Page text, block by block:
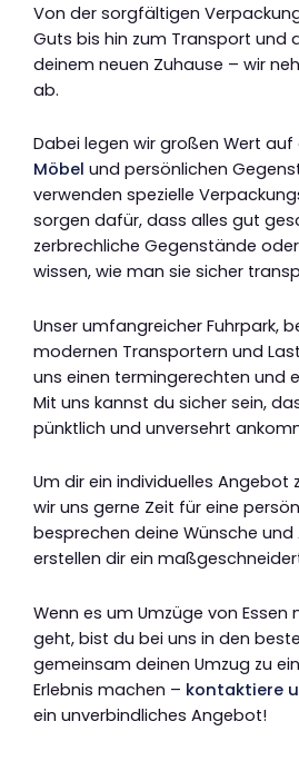
Von der sorgfältigen
Guts bis hin zum Transport und
deinem neuen Zuhause – wir
ab.
Dabei legen wir großen Wert auf
Möbel und persönlichen
verwenden spezielle
sorgen dafür, dass alles gut
zerbrechliche Gegenstände
wissen, wie man sie sicher
Unser umfangreicher Fuhrpark,
modernen Transportern und
uns einen termingerechten und
Mit uns kannst du sicher sein,
pünktlich und unversehrt
Um dir ein individuelles Angebot
wir uns gerne Zeit für eine
besprechen deine Wünsche
erstellen dir ein
Wenn es um Umzüge von
geht, bist du bei uns in den
gemeinsam deinen Umzug zu
Erlebnis machen – kontaktiere
ein unverbindliches Angebot!